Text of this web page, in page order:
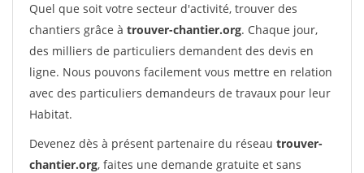
Quel que soit votre secteur d'activité, trouver des
chantiers grâce à trouver-chantier.org. Chaque jour,
des milliers de particuliers demandent des devis en
ligne. Nous pouvons facilement vous mettre en relation
avec des particuliers demandeurs de travaux pour leur
Habitat.
Devenez dès à présent partenaire du réseau trouver-
chantier.org, faites une demande gratuite et sans